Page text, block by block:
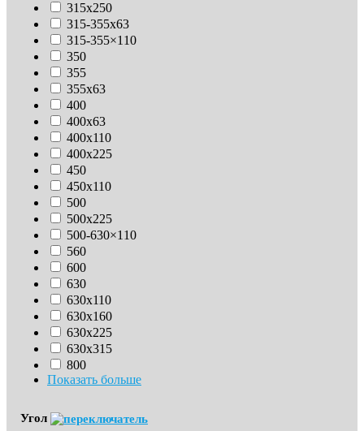
315х250
315-355х63
315-355×110
350
355
355х63
400
400х63
400х110
400х225
450
450х110
500
500х225
500-630×110
560
600
630
630х110
630x160
630х225
630х315
800
Показать больше
Угол